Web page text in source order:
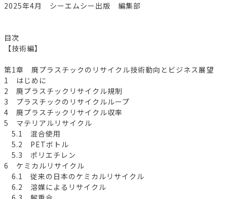
2025年4月 シーエムシー出版 編集部
目次
【技術編】
第1章 廃プラスチックのリサイクル技術動向とビジネス展望
1 はじめに
2 廃プラスチックリサイクル規制
3 プラスチックのリサイクルループ
4 廃プラスチックリサイクル収率
5 マテリアルリサイクル
5.1 混合使用
5.2 PETボトル
5.3 ポリエチレン
6 ケミカルリサイクル
6.1 従来の日本のケミカルリサイクル
6.2 溶媒によるリサイクル